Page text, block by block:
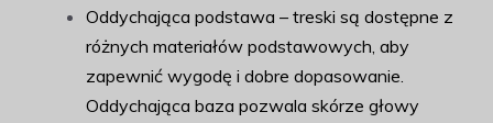
Oddychająca podstawa – treski są dostępne z
różnych materiałów podstawowych, aby
zapewnić wygodę i dobre dopasowanie.
Oddychająca baza pozwala skórze głowy